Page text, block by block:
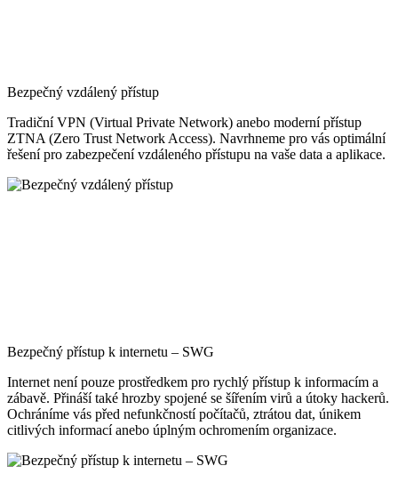
Bezpečný vzdálený přístup
Tradiční VPN (Virtual Private Network) anebo moderní přístup
ZTNA (Zero Trust Network Access). Navrhneme pro vás optimální
řešení pro zabezpečení vzdáleného přístupu na vaše data a aplikace.
Bezpečný přístup k internetu – SWG
Internet není pouze prostředkem pro rychlý přístup k informacím a
zábavě. Přináší také hrozby spojené se šířením virů a útoky hackerů.
Ochráníme vás před nefunkčností počítačů, ztrátou dat, únikem
citlivých informací anebo úplným ochromením organizace.